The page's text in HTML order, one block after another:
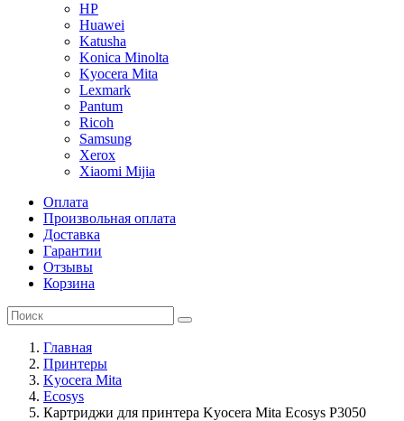
HP
Huawei
Katusha
Konica Minolta
Kyocera Mita
Lexmark
Pantum
Ricoh
Samsung
Xerox
Xiaomi Mijia
Оплата
Произвольная оплата
Доставка
Гарантии
Отзывы
Корзина
Главная
Принтеры
Kyocera Mita
Ecosys
Картриджи для принтера Kyocera Mita Ecosys P3050